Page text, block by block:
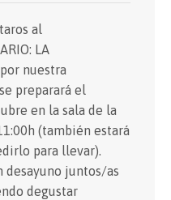
al
LA
nuestra
preparará el
en la sala de la
(también estará
para llevar).
desayuno juntos/as
degustar